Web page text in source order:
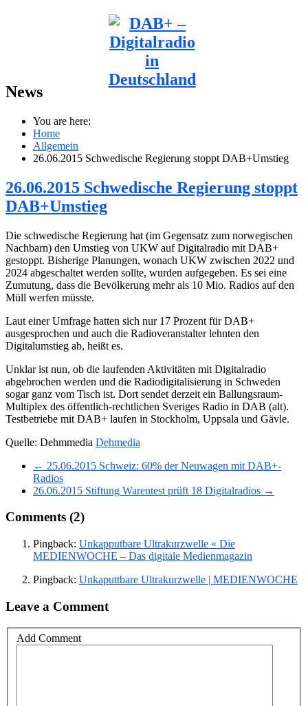
News
You are here:
Home
Allgemein
26.06.2015 Schwedische Regierung stoppt DAB+Umstieg
26.06.2015 Schwedische Regierung stoppt
DAB+Umstieg
Die schwedische Regierung hat (im Gegensatz zum norwegischen
Nachbarn) den Umstieg von UKW auf Digitalradio mit DAB+
gestoppt. Bisherige Planungen, wonach UKW zwischen 2022 und
2024 abgeschaltet werden sollte, wurden aufgegeben. Es sei eine
Zumutung, dass die Bevölkerung mehr als 10 Mio. Radios auf den
Müll werfen müsste.
Laut einer Umfrage hatten sich nur 17 Prozent für DAB+
ausgesprochen und auch die Radioveranstalter lehnten den
Digitalumstieg ab, heißt es.
Unklar ist nun, ob die laufenden Aktivitäten mit Digitalradio
abgebrochen werden und die Radiodigitalisierung in Schweden
sogar ganz vom Tisch ist. Dort sendet derzeit ein Ballungsraum-
Multiplex des öffentlich-rechtlichen Sveriges Radio in DAB (alt).
Testbetriebe mit DAB+ laufen in Stockholm, Uppsala und Gävle.
Quelle: Dehmmedia Dehmedia
← 25.06.2015 Schweiz: 60% der Neuwagen mit DAB+-
Radios
26.06.2015 Stiftung Warentest prüft 18 Digitalradios →
Comments (2)
Pingback: Unkapputbare Ultrakurzwelle « Die
MEDIENWOCHE – Das digitale Medienmagazin
Pingback: Unkaputtbare Ultrakurzwelle | MEDIENWOCHE
Leave a Comment
Add Comment